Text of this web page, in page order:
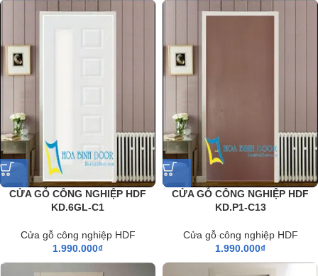
CỬA GỖ CÔNG NGHIỆP HDF
KD.6GL-C1
Cửa gỗ công nghiệp HDF
1.990.000₫
CỬA GỖ CÔNG NGHIỆP HDF
KD.P1-C13
Cửa gỗ công nghiệp HDF
1.990.000₫